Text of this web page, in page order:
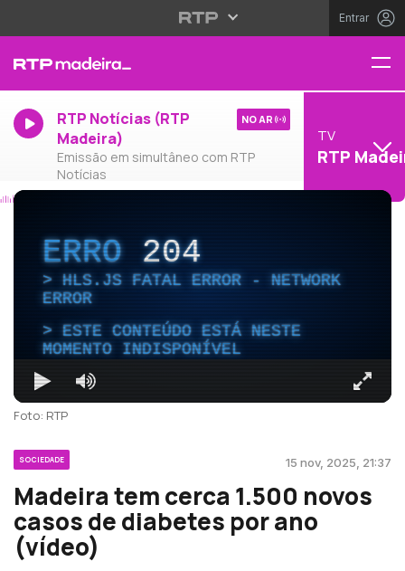
Entrar
RTP Notícias (RTP
Madeira)
Emissão em simultâneo com RTP
Notícias
NO AR
TV
RTP
ERRO204
HLS.JS FATAL ERROR - NETWORK
ERROR
ESTE CONTEÚDO ESTÁ NESTE
MOMENTO INDISPONÍVEL
Foto: RTP
SOCIEDADE 15 nov, 2025, 21:37
Madeira tem cerca 1.500 novos
casos de diabetes por ano
(vídeo)